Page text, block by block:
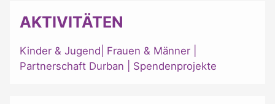
AKTIVITÄTEN
Kinder & Jugend Frauen & Männer
Partnerschaft Durban
Spendenprojekte